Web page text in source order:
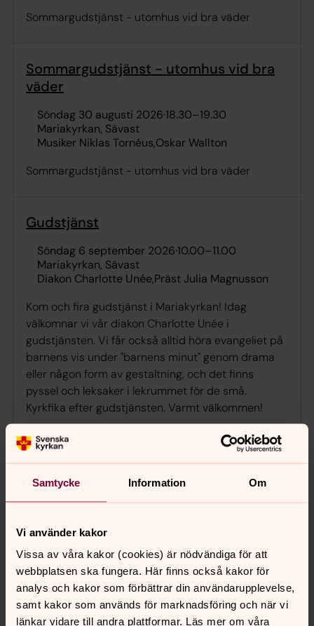
Samtycke Information Om
Vi använder kakor
Vissa av våra kakor (cookies) är nödvändiga för att
webbplatsen ska fungera. Här finns också kakor för
analys och kakor som förbättrar din användarupplevelse,
samt kakor som används för marknadsföring och när vi
länkar vidare till andra plattformar. Läs mer om våra
Sommargudstjänst - utomhus vid bra väder
Sommargudstjänst - utomhus vid bra
väder
söndag 30 augusti 2026·18.30–19.30
Mariakyrkan, Sävast
Musiker Niklas Tornéus Oskar Wallton
Sommargudstjänst - utomhus vid bra väder
Gudstjänst
söndag 6 september 2026·10.00–11.00
Mariakyrkan, Sävast
Diakon Charlotte UnéePräst Julia Magnusson
Kom och fira gudstjänst i Mariakyrkan! Idag
välkomnar vi vår diakon Charlotte Unée i
gudstjänsten. Vi får också alltid höra evangeliet på
barnens vis under "barnens minut" genom drama
eller någon form av gestaltning, och det finns
pyssel och leksaker i lekrummet för de små.
Kyrkfika efter gudstjänsten. Varmt välkommen!
Visa fler händelser